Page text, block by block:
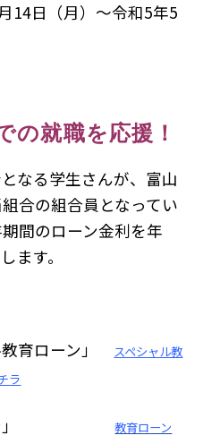
14日（月）～令和5年5
就職を応援！
なる学生さんが、富山
合の組合員となってい
間のローン金利を年
ます。
育ローン」
スペシャル教
ラ
ーン」教育ローン